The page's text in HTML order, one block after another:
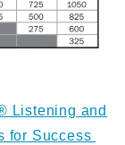
Listening and
for Success